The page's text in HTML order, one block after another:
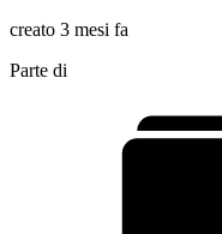
creato 3 mesi fa
Parte di